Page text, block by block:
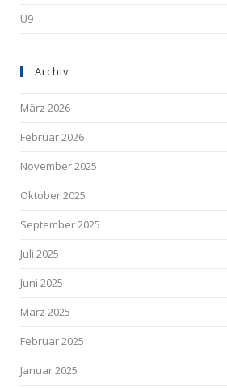
U9
Archiv
März 2026
Februar 2026
November 2025
Oktober 2025
September 2025
Juli 2025
Juni 2025
März 2025
Februar 2025
Januar 2025